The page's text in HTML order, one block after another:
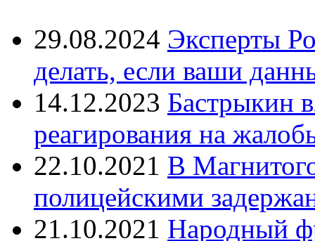
29.08.2024 Эксперты
делать, если ваши
14.12.2023 Бастрыкин
реагирования на
22.10.2021 В
полицейскими
21.10.2021 Народный